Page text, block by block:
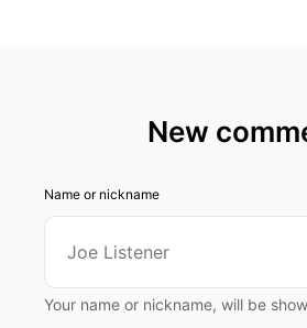
New
Name or nickname
Your name or nickname, will be